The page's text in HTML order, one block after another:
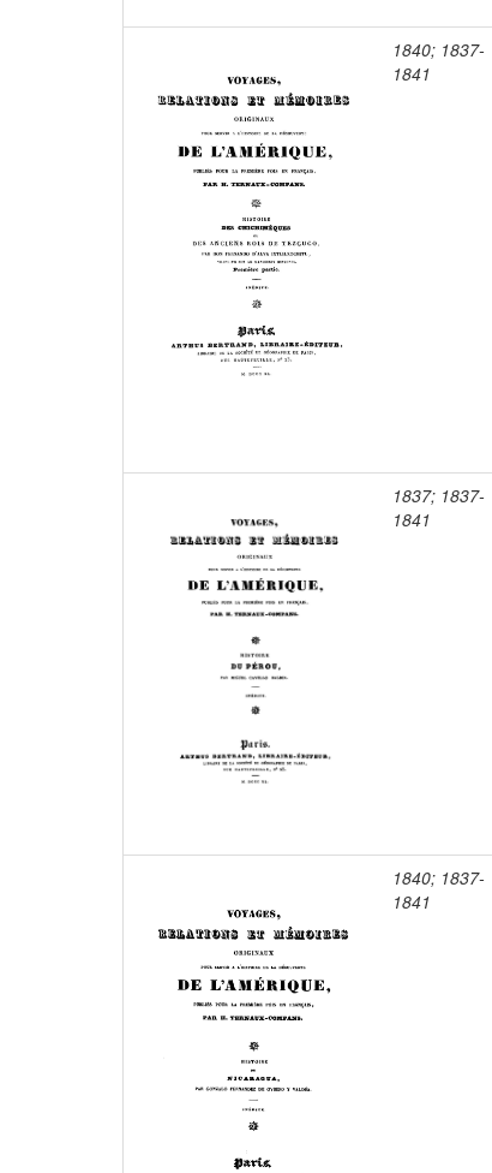
1840; 1837-
1841
1837; 1837-
1841
1840; 1837-
1841